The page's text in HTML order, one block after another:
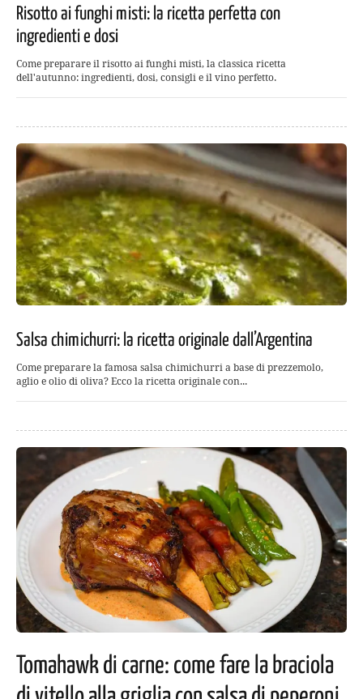
Risotto ai funghi misti: la ricetta perfetta con
ingredienti e dosi
Come preparare il risotto ai funghi misti, la classica ricetta
dell'autunno: ingredienti, dosi, consigli e il vino perfetto.
Salsa chimichurri: la ricetta originale dall’Argentina
Come preparare la famosa salsa chimichurri a base di prezzemolo,
aglio e olio di oliva? Ecco la ricetta originale con...
Tomahawk di carne: come fare la braciola